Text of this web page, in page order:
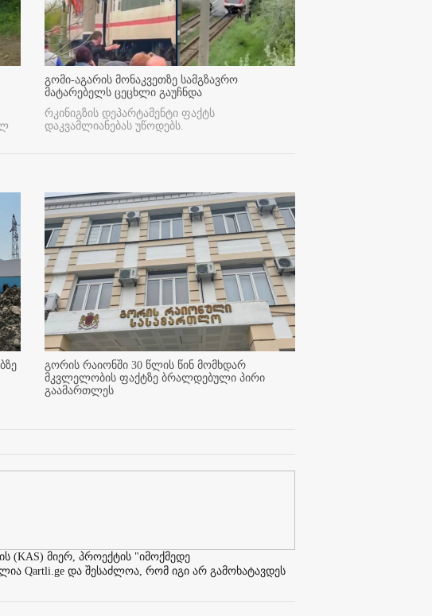
გომი-აგარის მონაკვეთზე სამგზავრო
მატარებელს ცეცხლი გაუჩნდა
რკინიგზის დეპარტამენტი ფაქტს
დაკვამლიანებას უწოდებს.
გორის რაიონში 30 წლის წინ მომხდარ
მკვლელობის ფაქტზე ბრალდებული პირი
გაამართლეს
(KAS) მიერ, პროექტის "იმოქმედე
Qartli.ge და შესაძლოა, რომ იგი არ გამოხატავდეს